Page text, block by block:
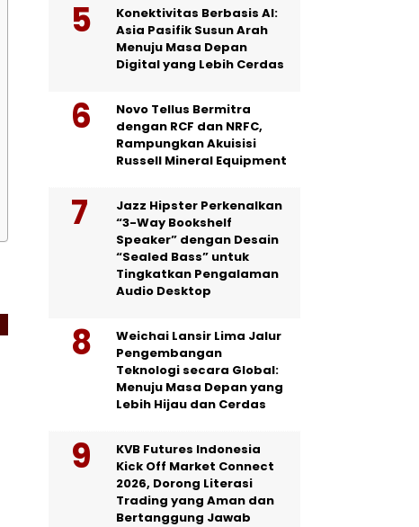
Konektivitas Berbasis AI:
Asia Pasifik Susun Arah
Menuju Masa Depan
Digital yang Lebih Cerdas
Novo Tellus Bermitra
dengan RCF dan NRFC,
Rampungkan Akuisisi
Russell Mineral Equipment
Jazz Hipster Perkenalkan
“3-Way Bookshelf
Speaker” dengan Desain
“Sealed Bass” untuk
Tingkatkan Pengalaman
Audio Desktop
Weichai Lansir Lima Jalur
Pengembangan
Teknologi secara Global:
Menuju Masa Depan yang
Lebih Hijau dan Cerdas
KVB Futures Indonesia
Kick Off Market Connect
2026, Dorong Literasi
Trading yang Aman dan
Bertanggung Jawab